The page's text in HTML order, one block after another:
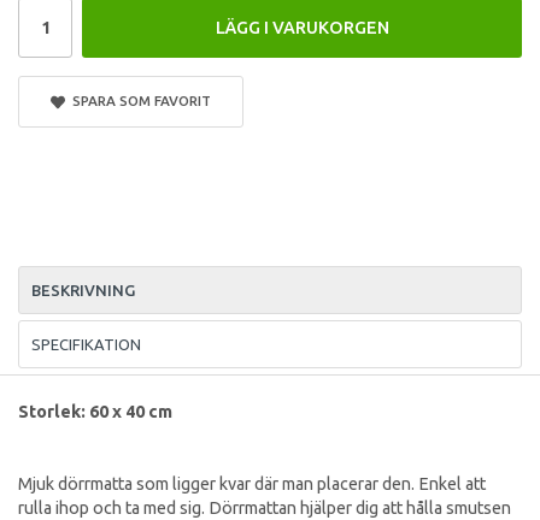
LÄGG I VARUKORGEN
SPARA SOM FAVORIT
BESKRIVNING
SPECIFIKATION
Storlek: 60 x 40 cm
Mjuk dörrmatta som ligger kvar där man placerar den. Enkel att
rulla ihop och ta med sig. Dörrmattan hjälper dig att hålla smutsen